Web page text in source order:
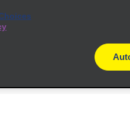
San Francisco, CA 94107